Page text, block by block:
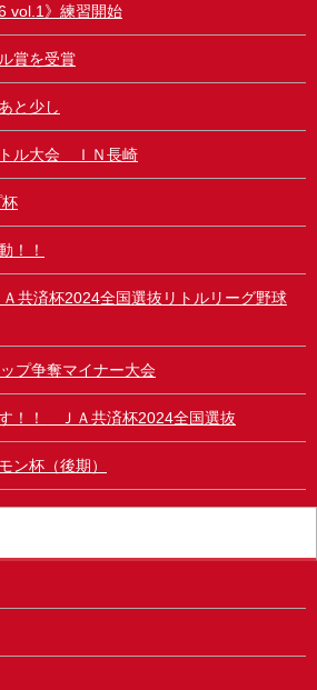
vol.1》練習開始
賞を受賞
と少し
ル大会 ＩＮ長崎
！！
共済杯2024全国選抜リトルリーグ野球
プ争奪マイナー大会
！！ ＪＡ共済杯2024全国選抜
ン杯（後期）